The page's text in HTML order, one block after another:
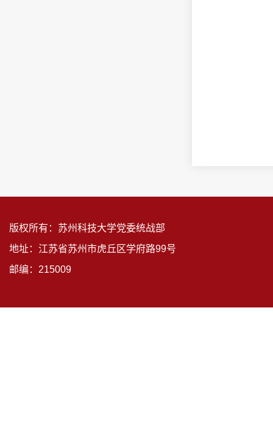
版权所有：苏州科技大学党委统战部
地址：江苏省苏州市虎丘区学府路99号
邮编：215009